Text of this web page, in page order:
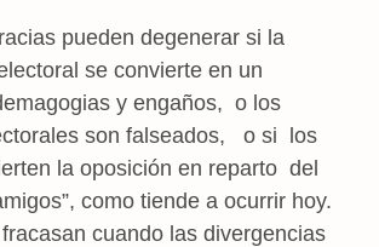
pueden degenerar si la
se convierte en un
y engaños, o los
son falseados, o si los
la oposición en reparto del
como tiende a ocurrir hoy.
cuando las divergencias